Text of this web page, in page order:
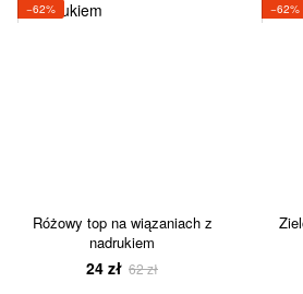
−62%
Różowy top na wiązaniach z
nadrukiem
24 zł 62 zł
−62%